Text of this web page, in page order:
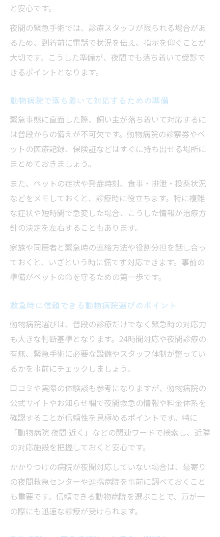
動物病院 夜間 近くの連絡手段を事前に確保
夜間救急の動物病院で待ち時間を減らす工
夫
夜間動物病院の受診前後の心構えとケア方
法
動物病院で緊急手術時に飼い主ができるこ
と
動物病院の救急現場で求められる冷静さと
は
動物病院で症状や経過を整理して伝える重
要性
動物病院のスタッフと連携するための準備
緊急手術に備えて動物病院を見直すポイン
ト
と安心です。
夜間の緊急手術では、診療スタッフが限られる場合があ
るため、到着前に電話で状況を伝え、指示を仰ぐことが
大切です。こうした準備が、夜間でも落ち着いて受診で
きるポイントとなります。
動物病院で落ち着いて対応するための準備
緊急事態に直面した際、飼い主が落ち着いて対応するに
は普段からの備えが不可欠です。動物病院の診察券やペ
ットの医療記録、保険証などはすぐに持ち出せる場所に
まとめておきましょう。
また、ペットの症状や発症時刻、食事・排泄・投薬状況
などをメモしておくと、診療時に役立ちます。特に複雑
な症状や短時間で急変した場合、こうした情報が治療方
針の決定を左右することもあります。
家族や同居者と緊急時の連絡方法や役割分担を話し合っ
ておくと、いざという時に慌てず対応できます。事前の
準備がペットの命を守るための第一歩です。
救急時に信頼できる動物病院選びのポイント
動物病院選びは、普段の診療だけでなく緊急時の対応力
も大きな判断基準となります。24時間対応や夜間診療の
有無、緊急手術に必要な設備やスタッフ体制が整ってい
るかを事前にチェックしましょう。
口コミや実際の体験談も参考になりますが、動物病院の
公式サイトやお知らせ欄で夜間救急の情報や料金体系を
確認することが信頼性を見極めるポイントです。特に
「動物病院 夜間 近く」などの関連ワードで検索し、近隣
の対応施設を把握しておくと安心です。
かかりつけの病院が夜間対応していない場合は、最寄り
の夜間救急センターや連携病院を事前に調べておくこと
も重要です。信頼できる動物病院を選ぶことで、万が一
の際にも迅速な診療が受けられます。